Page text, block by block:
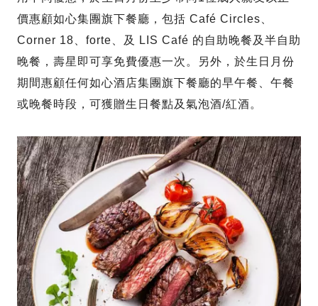
價惠顧如心集團旗下餐廳，包括 Café Circles、
Corner 18、forte、及 LIS Café 的自助晚餐及半自助
晚餐，壽星即可享免費優惠一次。另外，於生日月份
期間惠顧任何如心酒店集團旗下餐廳的早午餐、午餐
或晚餐時段，可獲贈生日餐點及氣泡酒/紅酒。